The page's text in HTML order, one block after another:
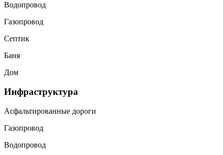
Водопровод
Газопровод
Септик
Баня
Дом
Инфраструктура
Асфальтированные дороги
Газопровод
Водопровод